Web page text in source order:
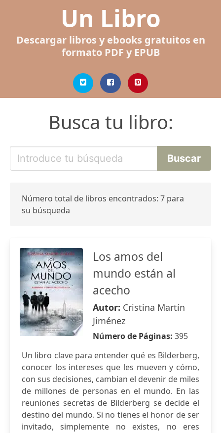
Un Libro
Descargar libros y ebooks gratuitos en
formato PDF y EPUB
Busca tu libro:
Número total de libros encontrados: 7 para
su búsqueda
Los amos del
mundo están al
acecho
Autor: Cristina Martín
Jiménez
Número de Páginas: 395
Un libro clave para entender qué es Bilderberg,
conocer los intereses que les mueven y cómo,
con sus decisiones, cambian el devenir de miles
de millones de personas en el mundo. En las
reuniones secretas de Bilderberg se decide el
destino del mundo. Si no tienes el honor de ser
invitado, simplemente no existes, no eres